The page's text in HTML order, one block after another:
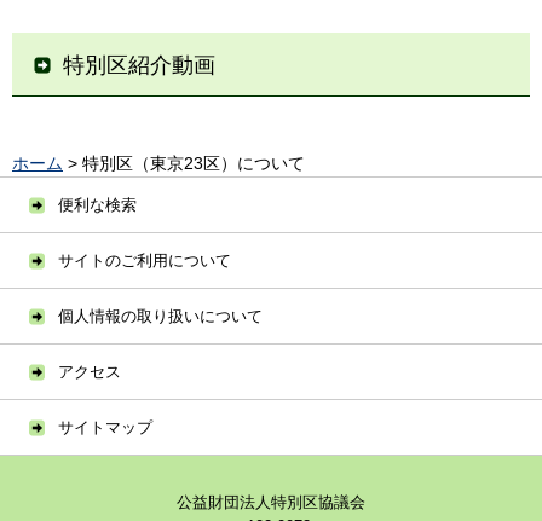
特別区紹介動画
ホーム > 特別区（東京23区）について
便利な検索
サイトのご利用について
個人情報の取り扱いについて
アクセス
サイトマップ
公益財団法人特別区協議会